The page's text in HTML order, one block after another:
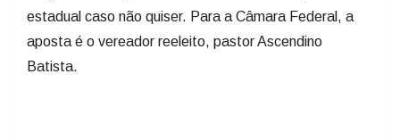
estadual caso não quiser. Para a Câmara Federal, a
aposta é o vereador reeleito, pastor Ascendino
Batista.